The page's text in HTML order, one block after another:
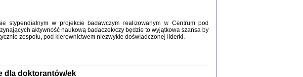
Warszawa 2016
stypendialnym w projekcie badawczym realizowanym w Centrum pod
aktywność naukową badaczek/czy będzie to wyjątkowa szansa by
zespołu, pod kierownictwem niezwykle doświadczonej liderki.
dla doktorantów/ek